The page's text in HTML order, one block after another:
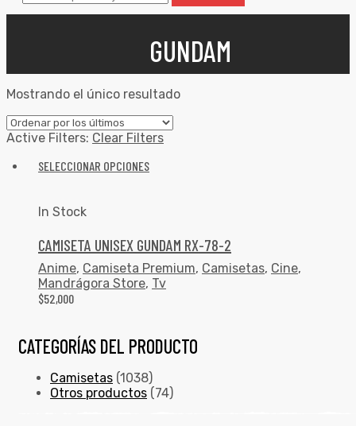
GUNDAM
Mostrando el único resultado
Active Filters: Clear Filters
SELECCIONAR OPCIONES
In Stock
CAMISETA UNISEX GUNDAM RX-78-2
Anime, Camiseta Premium, Camisetas, Cine,
Mandrágora Store, Tv
$52,000
CATEGORÍAS DEL PRODUCTO
Camisetas (1038)
Otros productos (74)